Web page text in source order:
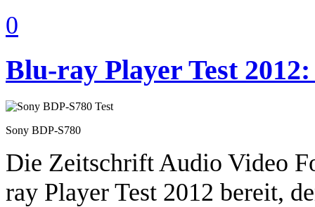
0
Blu-ray Player Test
Sony BDP-S780
Die Zeitschrift Audio Video
ray Player Test 2012 bereit,